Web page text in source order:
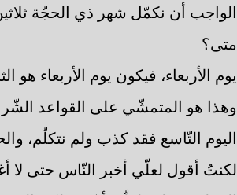
الواجب أن نكمّل شهر ذي الحجّة
متى؟
يوم الأربعاء، فيكون يوم الأربعاء
وهذا هو المتمشّي على القواعد
اليوم التّاسع فقد كذب ولم نتكلّم،
لكنتُ أقول لعلّي أخبر النّاس حتى لا